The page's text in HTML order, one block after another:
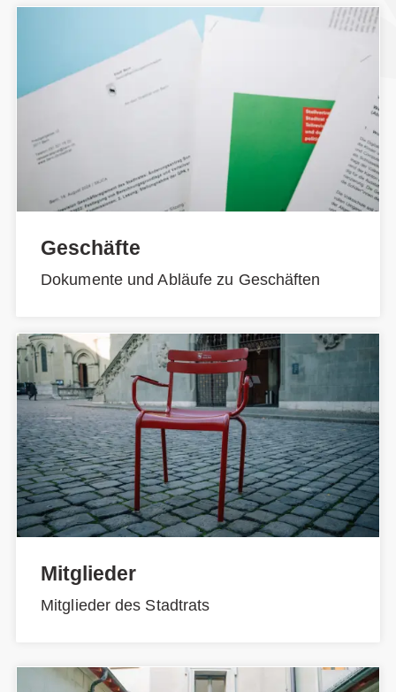
Geschäfte
Dokumente und Abläufe zu Geschäften
Mitglieder
Mitglieder des Stadtrats